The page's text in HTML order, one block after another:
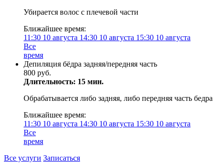
Убирается волос с плечевой части
Ближайшее время:
11:30 10 августа 14:30 10 августа 15:30 10 августа
Все
время
Депиляция бёдра задняя/передняя часть
800 руб.
Длительность: 15 мин.
Обрабатывается либо задняя, либо передняя часть бедра
Ближайшее время:
11:30 10 августа 14:30 10 августа 15:30 10 августа
Все
время
Все услуги Записаться